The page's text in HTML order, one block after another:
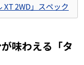
XT 2WD」スペック
味わえる「タ